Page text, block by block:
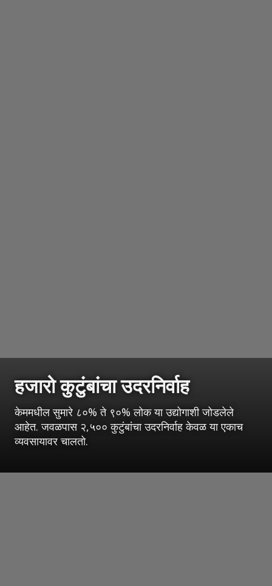
हजारो कुटुंबांचा उदरनिर्वाह
केममधील सुमारे ८०% ते ९०% लोक या उद्योगाशी जोडलेले
आहेत. जवळपास २,५०० कुटुंबांचा उदरनिर्वाह केवळ या एकाच
व्यवसायावर चालतो.